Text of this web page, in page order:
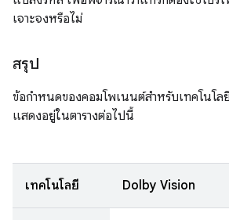
เจาะจงหรือไม่
สรุป
ข้อกำหนดของคอมโพเนนต์สำหรับเทคโนโล
แสดงอยู่ในตารางต่อไปนี้
เทคโนโลยี Dolby Vision